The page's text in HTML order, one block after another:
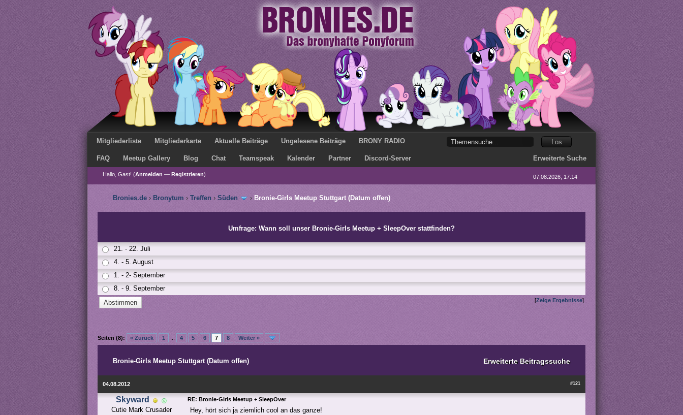
Mitgliederliste Mitgliederkarte Aktuelle Beiträge Ungelesene Beiträge BRONY RADIO
FAQ Meetup Gallery Blog Chat Teamspeak Kalender Partner Discord-Server Erweiterte Suche
Hallo, Gast! (Anmelden — Registrieren) 07.08.2026, 17:14
Bronies.de › Bronytum › Treffen › Süden › Bronie-Girls Meetup Stuttgart (Datum offen)
Umfrage: Wann soll unser Bronie-Girls Meetup + SleepOver stattfinden?
21. - 22. Juli
4. - 5. August
1. - 2- September
8. - 9. September
[Zeige Ergebnisse]
Seiten (8): « Zurück 1 4 5 6 7 8 Weiter »
Erweiterte Beitragssuche
Bronie-Girls Meetup Stuttgart (Datum offen)
#121
04.08.2012
Skyward
Cutie Mark Crusader
RE: Bronie-Girls Meetup + SleepOver
Hey, hört sich ja ziemlich cool an das ganze!